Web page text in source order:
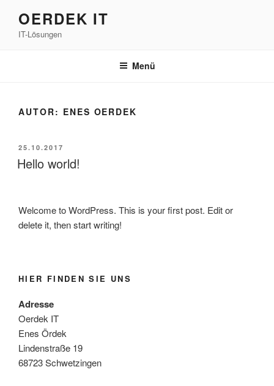
Inhalt
springen
OERDEK IT
IT-Lösungen
Menü
AUTOR: ENES OERDEK
VERÖFFENTLICHT
AM
25.10.2017
Hello world!
Welcome to WordPress. This is your first post. Edit or
delete it, then start writing!
HIER FINDEN SIE UNS
Adresse
Oerdek IT
Enes Ördek
Lindenstraße 19
68723 Schwetzingen